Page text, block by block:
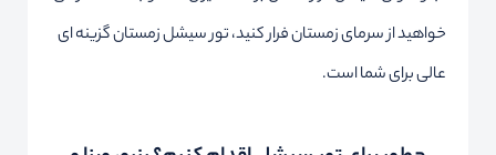
خواهید از سرمای زمستان فرار کنید، تور سیشل زمستان گزینه ای
عالی برای شما است.